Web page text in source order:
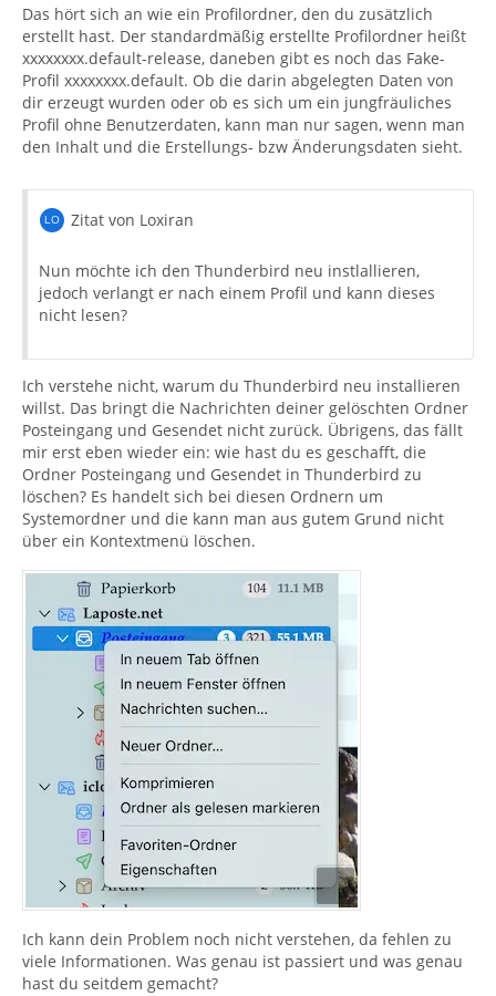
Das hört sich an wie ein Profilordner, den du zusätzlich
erstellt hast. Der standardmäßig erstellte Profilordner heißt
xxxxxxxx.default-release, daneben gibt es noch das Fake-
Profil xxxxxxxx.default. Ob die darin abgelegten Daten von
dir erzeugt wurden oder ob es sich um ein jungfräuliches
Profil ohne Benutzerdaten, kann man nur sagen, wenn man
den Inhalt und die Erstellungs- bzw Änderungsdaten sieht.
Zitat von Loxiran
Nun möchte ich den Thunderbird neu instlallieren,
jedoch verlangt er nach einem Profil und kann dieses
nicht lesen?
Ich verstehe nicht, warum du Thunderbird neu installieren
willst. Das bringt die Nachrichten deiner gelöschten Ordner
Posteingang und Gesendet nicht zurück. Übrigens, das fällt
mir erst eben wieder ein: wie hast du es geschafft, die
Ordner Posteingang und Gesendet in Thunderbird zu
löschen? Es handelt sich bei diesen Ordnern um
Systemordner und die kann man aus gutem Grund nicht
über ein Kontextmenü löschen.
Ich kann dein Problem noch nicht verstehen, da fehlen zu
viele Informationen. Was genau ist passiert und was genau
hast du seitdem gemacht?